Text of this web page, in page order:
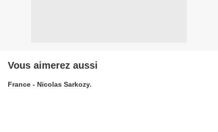
Vous aimerez aussi
France - Nicolas Sarkozy.